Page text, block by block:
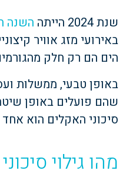
שנת 2024 הייתה השנה
באירועי מזג אוויר
הים הם רק חלק
באופן טבעי, ממשלות
שהם פועלים באופן
סיכוני האקלים הוא
מהו גילוי